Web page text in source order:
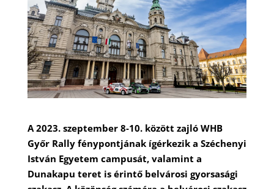
A 2023. szeptember 8-10. között zajló WHB
Győr Rally fénypontjának ígérkezik a Széchenyi
István Egyetem campusát, valamint a
Dunakapu teret is érintő belvárosi gyorsasági